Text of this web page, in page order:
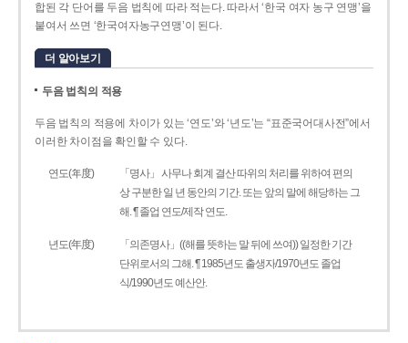
합된 각 단어를 두음 법칙에 따라 적는다. 따라서 ‘한국 여자 농구 연맹’을
붙여서 쓰면 ‘한국여자농구연맹’이 된다.
더 알아보기
두음 법칙의 적용
두음 법칙의 적용에 차이가 있는 ‘연도’와 ‘년도’는 “표준국어대사전”에서
이러한 차이점을 확인할 수 있다.
연도(年度)
「명사」 사무나 회계 결산 따위의 처리를 위하여 편의
상 구분한 일 년 동안의 기간. 또는 앞의 말에 해당하는 그
해. ¶ 졸업 연도/제작 연도.
년도(年度)
「의존명사」((해를 뜻하는 말 뒤에 쓰여)) 일정한 기간
단위로서의 그해. ¶ 1985년도 출생자/1970년도 졸업
식/1990년도 예산안.